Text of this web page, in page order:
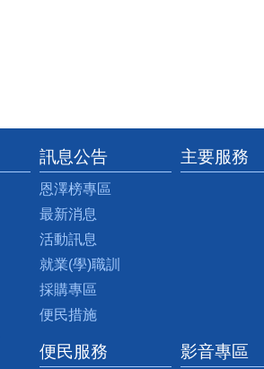
訊息公告
恩澤榜專區
最新消息
活動訊息
就業(學)職訓
採購專區
便民措施
主要服務
便民服務 影音專區